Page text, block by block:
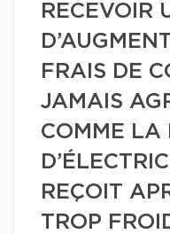
RECEVOIR
FRAIS DE
JAMAIS
COMME LA
REÇOIT
TROP